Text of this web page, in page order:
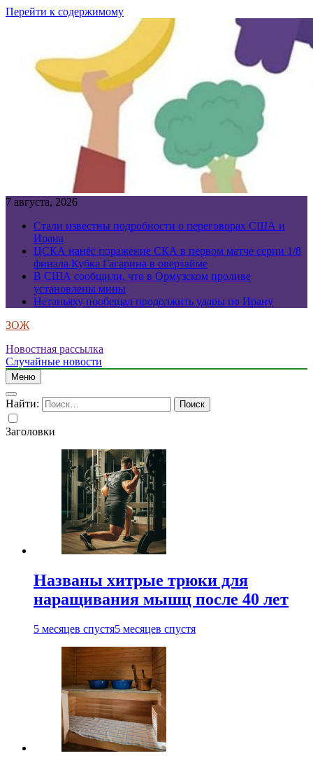
Перейти к содержимому
7 августа, 2026
Стали известны подробности о переговорах США и
Ирана
ЦСКА нанёс поражение СКА в первом матче серии 1/8
финала Кубка Гагарина в овертайме
В США сообщили, что в Ормузском проливе
установлены мины
Нетаньяху пообещал продолжить удары по Ирану
ЗОЖ
Новостная рассылка
Случайные новости
Меню
Найти:
Заголовки
Названы хитрые трюки для
наращивания мышц после 40 лет
5 месяцев спустя5 месяцев спустя